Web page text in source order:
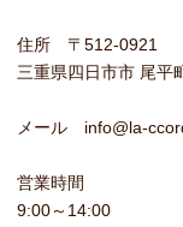
住所 〒512-0921
三重県四日市市 尾平
メール info@la-
営業時間
9:00～14:00